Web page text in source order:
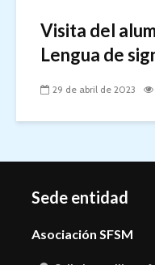
Visita del
Lengua de
29 de abril de 2023
Sede entidad
Asociación SFSM